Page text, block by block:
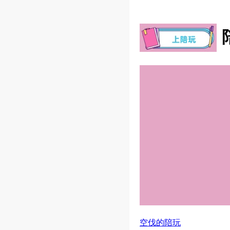
空伐的陪玩